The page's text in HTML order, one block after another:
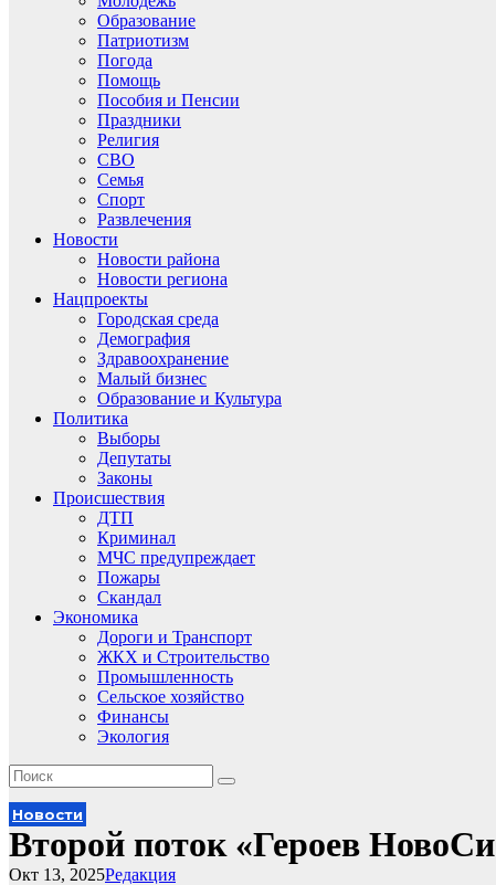
Образование
Патриотизм
Погода
Помощь
Пособия и Пенсии
Праздники
Религия
СВО
Семья
Спорт
Развлечения
Новости
Новости района
Новости региона
Нацпроекты
Городская среда
Демография
Здравоохранение
Малый бизнес
Образование и Культура
Политика
Выборы
Депутаты
Законы
Происшествия
ДТП
Криминал
МЧС предупреждает
Пожары
Скандал
Экономика
Дороги и Транспорт
ЖКХ и Строительство
Промышленность
Сельское хозяйство
Финансы
Экология
Новости
Второй поток «Героев
Редакция
Окт 13, 2025